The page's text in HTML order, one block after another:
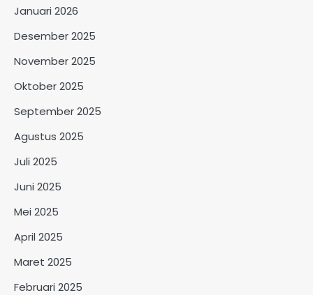
Januari 2026
Desember 2025
November 2025
Oktober 2025
September 2025
Agustus 2025
Juli 2025
Juni 2025
Mei 2025
April 2025
Maret 2025
Februari 2025